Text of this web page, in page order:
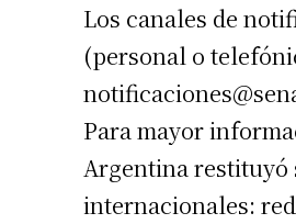
Los canales de
(personal o
Para mayor
Argentina restituyó
internacionales: